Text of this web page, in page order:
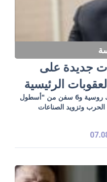
جديدة على
الرئيسية
العقوبات تشمل 19 كياناً بينها 6 بنوك روسية و6 سفن من "أسطول
وتزويد الصناعات